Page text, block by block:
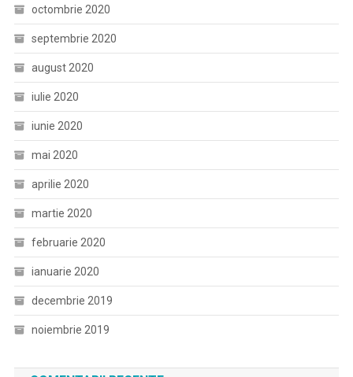
octombrie 2020
septembrie 2020
august 2020
iulie 2020
iunie 2020
mai 2020
aprilie 2020
martie 2020
februarie 2020
ianuarie 2020
decembrie 2019
noiembrie 2019